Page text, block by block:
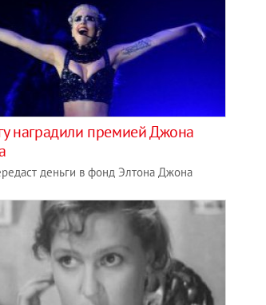
наградили премией Джона
деньги в фонд Элтона Джона